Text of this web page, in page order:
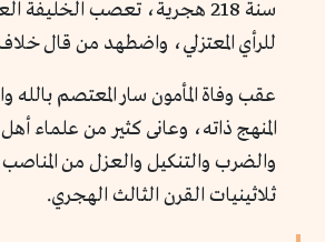
سنة 218 هجرية، تعصب الخليفة
للرأي المعتزلي، واضطهد من قال
عقب وفاة المأمون سار المعتصم بالله
المنهج ذاته، وعانى كثير من علماء
والضرب والتنكيل والعزل من
ثلاثينيات القرن الثالث الهجري.